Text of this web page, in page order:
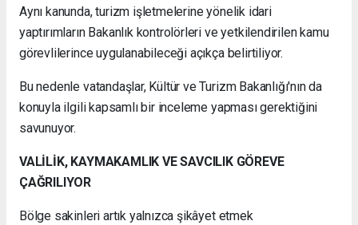
Aynı kanunda, turizm işletmelerine yönelik idari
yaptırımların Bakanlık kontrolörleri ve yetkilendirilen kamu
görevlilerince uygulanabileceği açıkça belirtiliyor.
Bu nedenle vatandaşlar, Kültür ve Turizm Bakanlığı'nın da
konuyla ilgili kapsamlı bir inceleme yapması gerektiğini
savunuyor.
VALİLİK, KAYMAKAMLIK VE SAVCILIK GÖREVE
ÇAĞRILIYOR
Bölge sakinleri artık yalnızca şikâyet etmek